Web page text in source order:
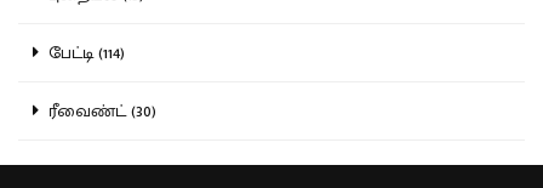
பேட்டி (114)
ரீவைண்ட் (30)